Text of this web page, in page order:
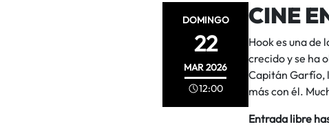
DOMINGO
22
MAR2026
12:00
CINE
Hook es una de
crecido y se ha
Capitán Garfío,
más con él.
Entrada libre